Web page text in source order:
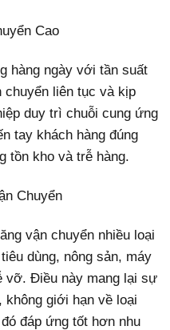
Cao
hàng ngày với tần suất
chuyển liên tục và kịp
duy trì chuỗi cung ứng
tay khách hàng đúng
tồn kho và trễ hàng.
Chuyển
vận chuyển nhiều loại
dùng, nông sản, máy
vỡ. Điều này mang lại sự
không giới hạn về loại
đáp ứng tốt hơn nhu